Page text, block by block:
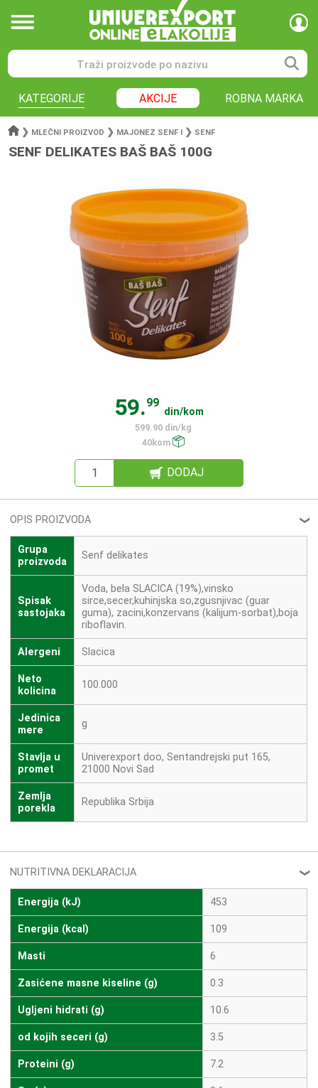
KATEGORIJE AKCIJE ROBNA MARKA
❯ MLEČNI PROIZVOD ❯ MAJONEZ SENF I ❯ SENF
SENF DELIKATES BAŠ BAŠ 100G
59.99
din/kom
599.90 din/kg
40kom
DODAJ
OPIS PROIZVODA ❮
Grupa
proizvoda
Senf delikates
Spisak
sastojaka
Voda, bela SLACICA (19%),vinsko
sirce,secer,kuhinjska so,zgusnjivac (guar
guma), zacini,konzervans (kalijum-sorbat),boja
riboflavin.
Alergeni Slacica
Neto
kolicina
100.000
Jedinica
mere
g
Stavlja u
promet
Univerexport doo, Sentandrejski put 165,
21000 Novi Sad
Zemlja
porekla
Republika Srbija
NUTRITIVNA DEKLARACIJA ❮
Energija (kJ) 453
Energija (kcal) 109
Masti 6
Zasićene masne kiseline (g) 0.3
Ugljeni hidrati (g) 10.6
od kojih seceri (g) 3.5
Proteini (g) 7.2